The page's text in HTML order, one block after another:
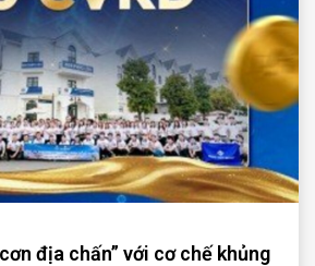
địa chấn” với cơ chế khủng